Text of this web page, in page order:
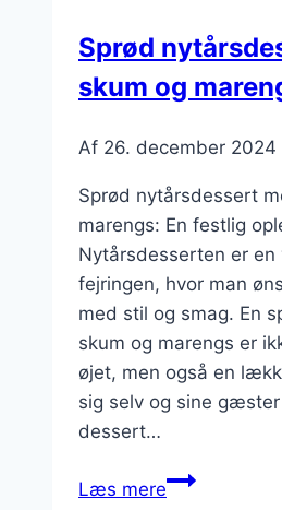
Sprød
skum og
Af 26. december 2024
Sprød nytårsdessert
marengs: En festlig
Nytårsdesserten er
fejringen, hvor man
med stil og smag. En
skum og marengs er
øjet, men også en
sig selv og sine gæster
dessert…
Læs mereSprød